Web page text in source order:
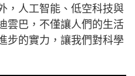
，人工智能、低空科技與
雲巴，不僅讓人們的生活
步的實力，讓我們對科學